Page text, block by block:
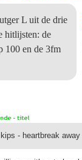
L uit de drie
hitlijsten: de
100 en de 3fm
- heartbreak away